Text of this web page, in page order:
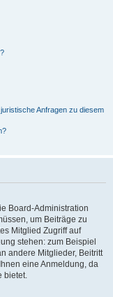
Anfragen zu diesem
Board-Administration
um Beiträge zu
Mitglied Zugriff auf
stehen: zum Beispiel
andere Mitglieder, Beitritt
eine Anmeldung, da
bietet.